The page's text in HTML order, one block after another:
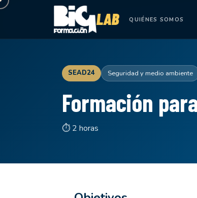
QUIÉNES SOMOS
SEAD24 Seguridad y medio ambiente
Formación
⏱ 2 horas